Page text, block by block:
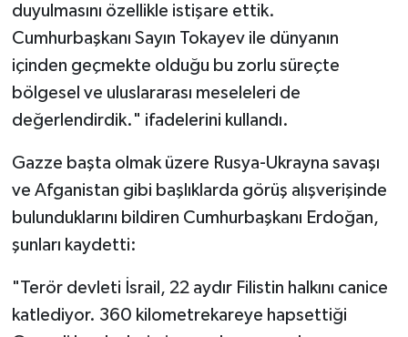
duyulmasını özellikle istişare ettik.
Cumhurbaşkanı Sayın Tokayev ile dünyanın
içinden geçmekte olduğu bu zorlu süreçte
bölgesel ve uluslararası meseleleri de
değerlendirdik." ifadelerini kullandı.
Gazze başta olmak üzere Rusya-Ukrayna savaşı
ve Afganistan gibi başlıklarda görüş alışverişinde
bulunduklarını bildiren Cumhurbaşkanı Erdoğan,
şunları kaydetti:
"Terör devleti İsrail, 22 aydır Filistin halkını canice
katlediyor. 360 kilometrekareye hapsettiği